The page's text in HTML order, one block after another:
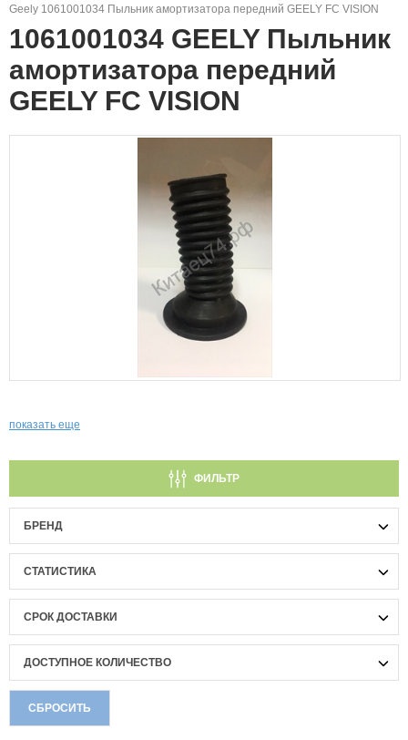
Geely 1061001034 Пыльник амортизатора передний GEELY FC VISION
1061001034 GEELY Пыльник
амортизатора передний
GEELY FC VISION
показать еще
ФИЛЬТР
БРЕНД
СТАТИСТИКА
СРОК ДОСТАВКИ
ДОСТУПНОЕ КОЛИЧЕСТВО
СБРОСИТЬ